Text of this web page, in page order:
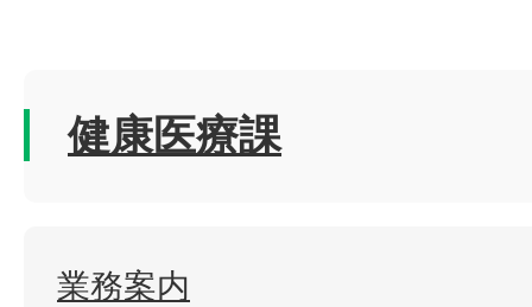
健康医療課
業務案内